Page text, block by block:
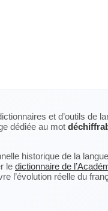
et d’outils de
dédiée au mot
historique de la
le dictionnaire de
l’évolution réelle du